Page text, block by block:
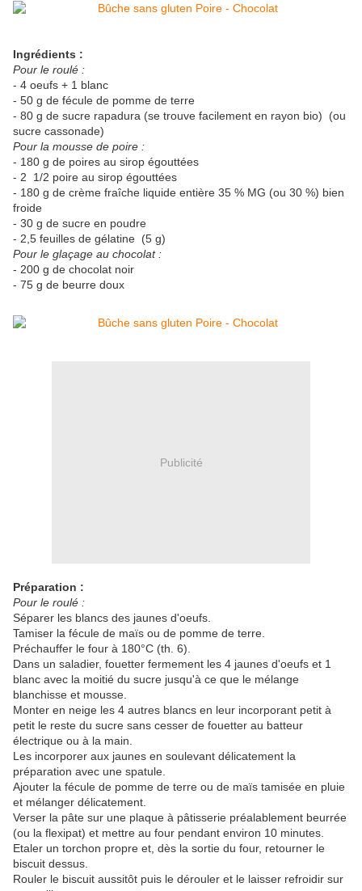
Ingrédients :
Pour le roulé :
- 4 oeufs + 1 blanc
- 50 g de fécule de pomme de terre
- 80 g de sucre rapadura (se trouve facilement en rayon bio) (ou
sucre cassonade)
Pour la mousse de poire :
- 180 g de poires au sirop égouttées
- 2 1/2 poire au sirop égouttées
- 180 g de crème fraîche liquide entière 35 % MG (ou 30 %) bien
froide
- 30 g de sucre en poudre
- 2,5 feuilles de gélatine (5 g)
Pour le glaçage au chocolat :
- 200 g de chocolat noir
- 75 g de beurre doux
Publicité
Préparation :
Pour le roulé :
Séparer les blancs des jaunes d'oeufs.
Tamiser la fécule de maïs ou de pomme de terre.
Préchauffer le four à 180°C (th. 6).
Dans un saladier, fouetter fermement les 4 jaunes d'oeufs et 1
blanc avec la moitié du sucre jusqu'à ce que le mélange
blanchisse et mousse.
Monter en neige les 4 autres blancs en leur incorporant petit à
petit le reste du sucre sans cesser de fouetter au batteur
électrique ou à la main.
Les incorporer aux jaunes en soulevant délicatement la
préparation avec une spatule.
Ajouter la fécule de pomme de terre ou de maïs tamisée en pluie
et mélanger délicatement.
Verser la pâte sur une plaque à pâtisserie préalablement beurrée
(ou la flexipat) et mettre au four pendant environ 10 minutes.
Etaler un torchon propre et, dès la sortie du four, retourner le
biscuit dessus.
Rouler le biscuit aussitôt puis le dérouler et le laisser refroidir sur